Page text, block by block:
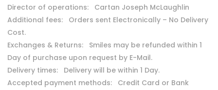
Director of operations: Cartan Joseph McLaughlin
Additional fees: Orders sent Electronically – No Delivery
Cost.
Exchanges & Returns: Smiles may be refunded within 1
Day of purchase upon request by E-Mail.
Delivery times: Delivery will be within 1 Day.
Accepted payment methods: Credit Card or Bank